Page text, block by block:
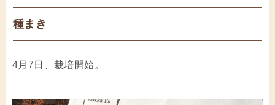
種まき
4月7日、栽培開始。